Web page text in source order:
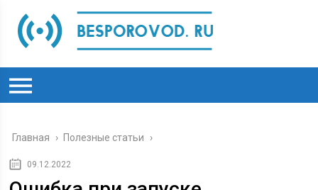
Главная › Полезные статьи ›
09.12.2022